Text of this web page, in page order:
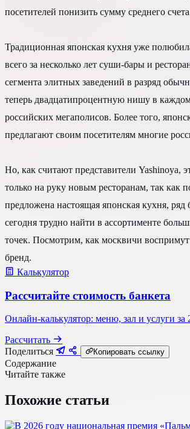
посетителей понизить сумму среднего
Традиционная японская кухня уже
всего за несколько лет суши-бары и
сегмента элитных заведений в разряд
теперь двадцатипроцентную нишу в
российских мегаполисов. Более того,
предлагают своим посетителям многие
Но, как считают представители Yashinoya,
только на руку новым ресторанам, так как
предложена настоящая японская кухня, ряд
сегодня трудно найти в ассортименте
точек. Посмотрим, как москвичи
бренд.
Калькулятор
Рассчитайте стоимость банкета
Онлайн-калькулятор: меню, зал и услуги
Рассчитать
Поделиться
Копировать ссылку
Содержание
Читайте также
Похожие статьи